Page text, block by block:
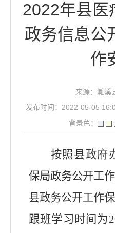
2022年县医
政务信息公
作
来源：濉溪
发布时间：2022-05-05
背景色：
按照县政府
保局政务公开工
县政务公开工作
跟班学习时间为